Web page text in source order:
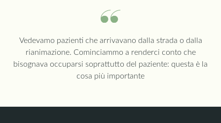
Vedevamo pazienti che arrivavano dalla strada o dalla
rianimazione. Cominciammo a renderci conto che
bisognava occuparsi soprattutto del paziente: questa è la
cosa più importante